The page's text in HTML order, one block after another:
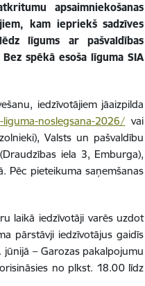
apsaimniekošanas
kam iepriekš sadzīves
līgums ar pašvaldības
spēkā esoša līguma SIA
iedzīvotājiem jāaizpilda
noslegsana-2026/ vai
Valsts un pašvaldību
iela 3, Emburga),
Pēc pieteikuma saņemšanas
laikā iedzīvotāji varēs uzdot
pārstāvji iedzīvotājus gaidīs
jūnijā – Garozas pakalpojumu
no plkst. 18.00 līdz